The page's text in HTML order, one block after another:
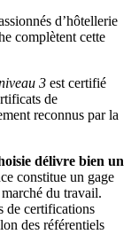
d’hôtellerie
complètent cette
3 est certifié
de
reconnus par la
délivre bien un
constitue un gage
du travail.
de certifications
des référentiels